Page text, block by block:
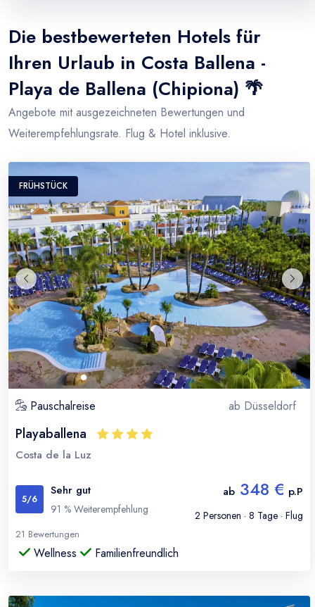
Die bestbewerteten Hotels für
Ihren Urlaub in Costa Ballena -
Playa de Ballena (Chipiona) 🌴
Angebote mit ausgezeichneten Bewertungen und
Weiterempfehlungsrate. Flug & Hotel inklusive.
Pauschalreise ab Düsseldorf
FRÜHSTÜCK
Playaballena
Costa de la Luz
5/6
Sehr gut
91 % Weiterempfehlung
ab 348 € p.P
2 Personen · 8 Tage · Flug
21 Bewertungen
Wellness Familienfreundlich